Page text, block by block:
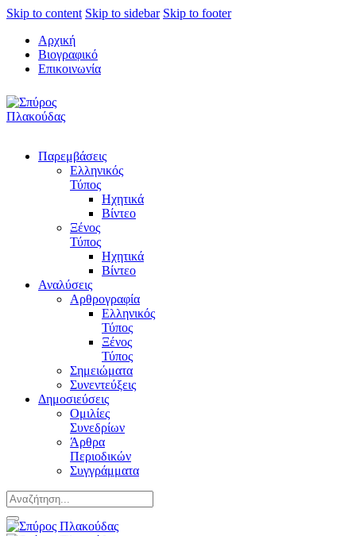
Skip to content Skip to sidebar Skip to footer
Αρχική
Βιογραφικό
Επικοινωνία
Παρεμβάσεις
Ελληνικός
Τύπος
Ηχητικά
Βίντεο
Ξένος
Τύπος
Ηχητικά
Βίντεο
Αναλύσεις
Αρθρογραφία
Ελληνικός
Τύπος
Ξένος
Τύπος
Σημειώματα
Συνεντεύξεις
Δημοσιεύσεις
Ομιλίες
Συνεδρίων
Άρθρα
Περιοδικών
Συγγράμματα